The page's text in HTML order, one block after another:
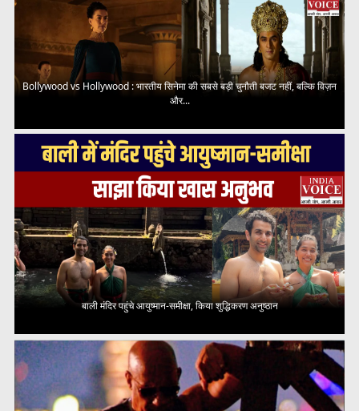
Bollywood vs Hollywood : भारतीय सिनेमा की सबसे बड़ी चुनौती बजट नहीं, बल्कि विज़न
और...
बाली मंदिर पहुंचे आयुष्मान-समीक्षा, किया शुद्धिकरण अनुष्ठान